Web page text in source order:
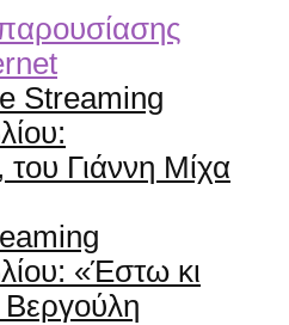
Streaming
Γιάννη Μίχα
«Έστω κι
Βεργούλη